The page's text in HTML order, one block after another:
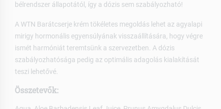
bélrendszer állapotától, így a dózis sem szabályozható!
A WTN Barátcserje krém tökéletes megoldás lehet az agyalapi
mirigy hormonális egyensúlyának visszaállítására, hogy végre
ismét harmóniát teremtsünk a szervezetben. A dózis
szabályozhatósága pedig az optimális adagolás kialakítását
teszi lehetővé.
Összetevők: